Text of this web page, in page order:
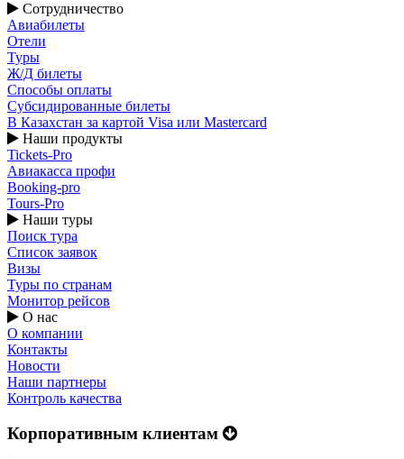
Сотрудничество
Авиабилеты
Отели
Туры
Ж/Д билеты
Способы оплаты
Субсидированные билеты
В Казахстан за картой Visa или Masterсard
Наши продукты
Tickets-Pro
Авиакасса профи
Booking-pro
Tours-Pro
Наши туры
Поиск тура
Список заявок
Визы
Туры по странам
Монитор рейсов
О нас
О компании
Контакты
Новости
Наши партнеры
Контроль качества
Корпоративным клиентам